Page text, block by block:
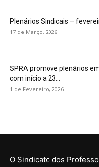
Plenários Sindicais –
17 de Março, 2026
SPRA promove plenários
com início a 23...
1 de Fevereiro, 2026
O Sindicato dos